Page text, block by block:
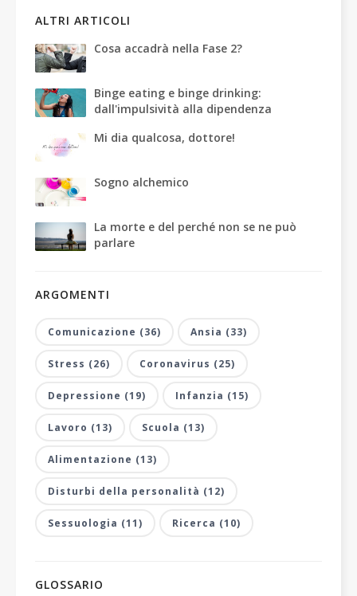
ALTRI ARTICOLI
Cosa accadrà nella Fase 2?
Binge eating e binge drinking:
dall'impulsività alla dipendenza
Mi dia qualcosa, dottore!
Sogno alchemico
La morte e del perché non se ne può
parlare
ARGOMENTI
Comunicazione (36) Ansia (33)
Stress (26) Coronavirus (25)
Depressione (19) Infanzia (15)
Lavoro (13) Scuola (13)
Alimentazione (13)
Disturbi della personalità (12)
Sessuologia (11) Ricerca (10)
GLOSSARIO